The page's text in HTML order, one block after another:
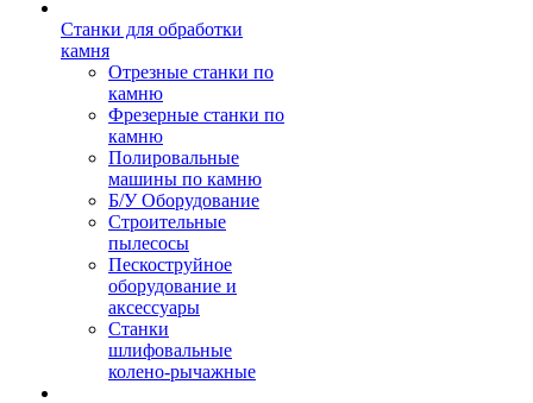
Станки для обработки
камня
Отрезные станки по
камню
Фрезерные станки по
камню
Полировальные
машины по камню
Б/У Оборудование
Строительные
пылесосы
Пескоструйное
оборудование и
аксессуары
Станки
шлифовальные
колено-рычажные